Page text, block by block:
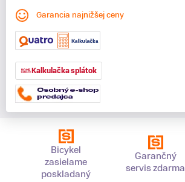
Garancia najnižšej ceny
Kalkulačka splátok
Bicykel
zasielame
poskladaný
Garančný
servis zdarma